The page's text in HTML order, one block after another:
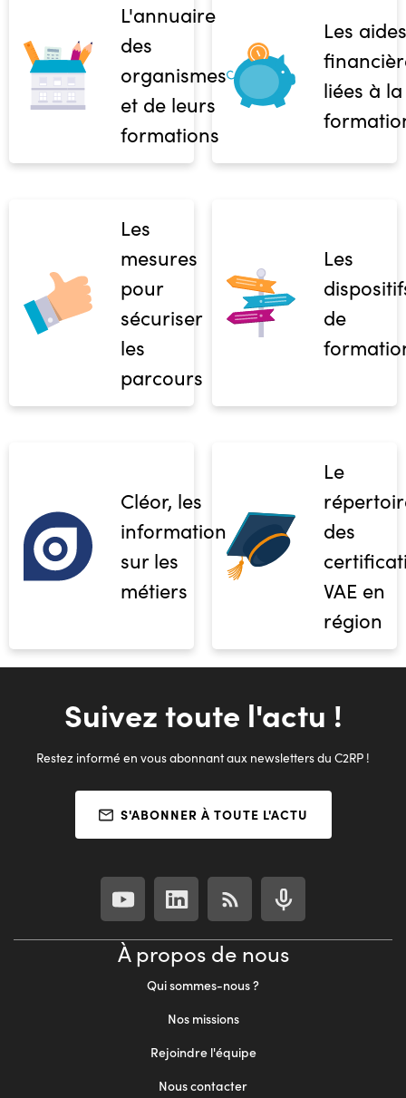
L'annuaire
des
organismes
et de leurs
formations
Les aides
liées à la
Les
mesures
pour
sécuriser
les
parcours
Les
de
Cléor, les
informations
sur les
métiers
Le
des
VAE en
région
Suivez toute l'actu !
Restez informé en vous abonnant aux newsletters du C2RP !
S'ABONNER À TOUTE L'ACTU
À propos de nous
Qui sommes-nous ?
Nos missions
Rejoindre l'équipe
Nous contacter